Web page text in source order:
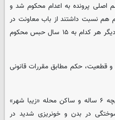
پروندە بە اعدام محکوم شد و
هم نسبت داشتند از باب معاونت در
وقوع این بزه و یک سری اتهامات دیگر هر کدام به ۱۵ سال حبس محکوم
قطعیت، حکم مطابق مقررات قانونی
به گزارش کردپرس، «نیان» دختربچه ۶ ساله و ساکن محله «زیبا شهر»
در بدن و خونریزی شدید در